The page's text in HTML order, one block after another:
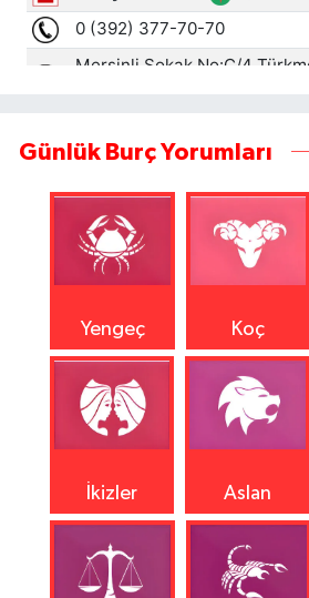
Günlük Burç Yorumları
Yengeç Koç
İkizler Aslan